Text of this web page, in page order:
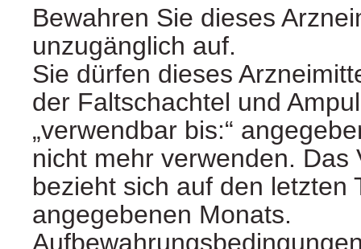
Bewahren Sie dieses
unzugänglich auf.
Sie dürfen dieses
der Faltschachtel und
„verwendbar bis:“
nicht mehr verwenden. Das
bezieht sich auf den letzten
angegebenen Monats.